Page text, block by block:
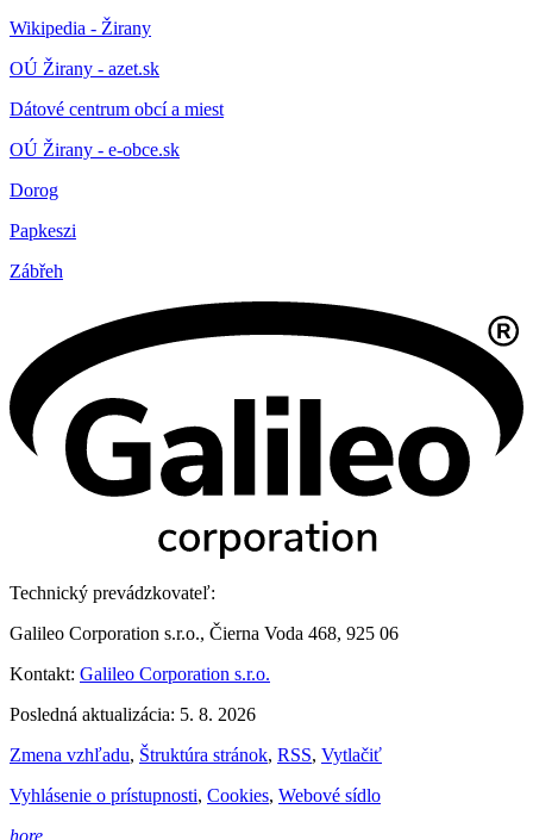
Wikipedia - Žirany
OÚ Žirany - azet.sk
Dátové centrum obcí a miest
OÚ Žirany - e-obce.sk
Dorog
Papkeszi
Zábřeh
Technický prevádzkovateľ:
Galileo Corporation s.r.o., Čierna Voda 468, 925 06
Kontakt: Galileo Corporation s.r.o.
Posledná aktualizácia: 5. 8. 2026
Zmena vzhľadu, Štruktúra stránok, RSS, Vytlačiť
Vyhlásenie o prístupnosti, Cookies, Webové sídlo